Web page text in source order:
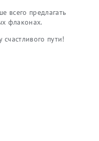
всего предлагать
флаконах.
пути!